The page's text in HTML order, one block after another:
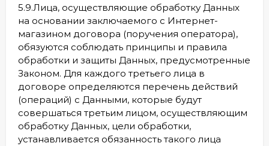
5.9.Лица, осуществляющие обработку Данных
на основании заключаемого с Интернет-
магазином договора (поручения оператора),
обязуются соблюдать принципы и правила
обработки и защиты Данных, предусмотренные
Законом. Для каждого третьего лица в
договоре определяются перечень действий
(операций) с Данными, которые будут
совершаться третьим лицом, осуществляющим
обработку Данных, цели обработки,
устанавливается обязанность такого лица